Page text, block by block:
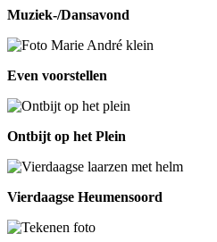
Muziek-/Dansavond
Even voorstellen
Ontbijt op het Plein
Vierdaagse Heumensoord